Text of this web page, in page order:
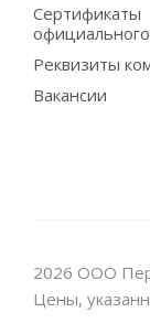
Сертификаты
Реквизиты
Вакансии
2026 ООО
Цены,